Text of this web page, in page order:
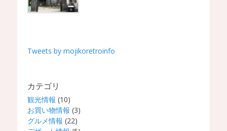
Tweets by mojikoretroinfo
カテゴリ
観光情報 (10)
お買い物情報 (3)
グルメ情報 (22)